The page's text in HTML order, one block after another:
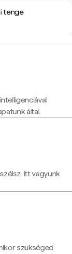
tenge
által.
itt vagyunk
szükséged